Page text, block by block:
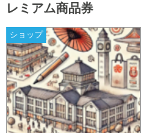
ショップ
レミアム商品券